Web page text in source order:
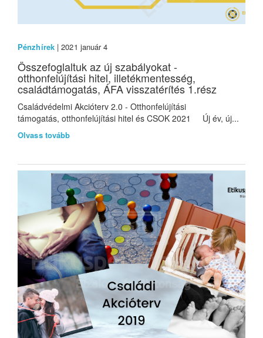
Pénzhírek| 2021 január 4
Összefoglaltuk az új szabályokat -
otthonfelújítási hitel, illetékmentesség,
családtámogatás, ÁFA visszatérítés 1.rész
Családvédelmi Akcióterv 2.0 - Otthonfelújítási
támogatás, otthonfelújítási hitel és CSOK 2021 Új év, új...
Olvass tovább